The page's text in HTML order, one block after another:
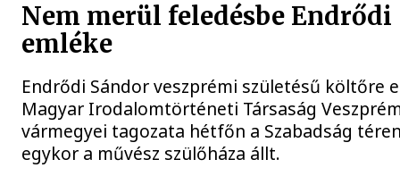
Nem merül feledésbe Endrődi
emléke
Endrődi Sándor veszprémi születésű költőre
Magyar Irodalomtörténeti Társaság
vármegyei tagozata hétfőn a Szabadság
egykor a művész szülőháza állt.